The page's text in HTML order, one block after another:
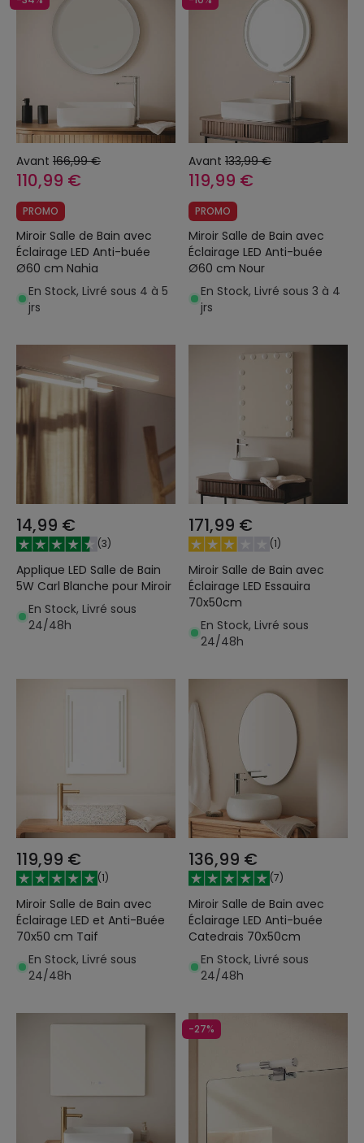
Avant 166,99 €
110,99 €
PROMO
Miroir Salle de Bain avec
Éclairage LED Anti-buée
Ø60 cm Nahia
En Stock, Livré sous 4 à 5
jrs
Avant 133,99 €
119,99 €
PROMO
Miroir Salle de Bain avec
Éclairage LED Anti-buée
Ø60 cm Nour
En Stock, Livré sous 3 à 4
jrs
14,99 €
(3)
Applique LED Salle de Bain
5W Carl Blanche pour Miroir
En Stock, Livré sous
24/48h
171,99 €
(1)
Miroir Salle de Bain avec
Éclairage LED Essauira
70x50cm
En Stock, Livré sous
24/48h
119,99 €
(1)
Miroir Salle de Bain avec
Éclairage LED et Anti-Buée
70x50 cm Taif
En Stock, Livré sous
24/48h
136,99 €
(7)
Miroir Salle de Bain avec
Éclairage LED Anti-buée
Catedrais 70x50cm
En Stock, Livré sous
24/48h
-27%